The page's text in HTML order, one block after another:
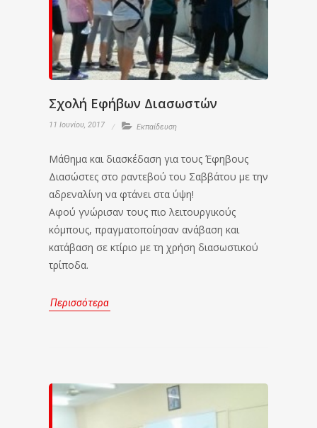
Σχολή Εφήβων Διασωστών
11 Ιουνίου, 2017 Εκπαίδευση
Μάθημα και διασκέδαση για τους Έφηβους
Διασώστες στο ραντεβού του Σαββάτου με την
αδρεναλίνη να φτάνει στα ύψη!
Αφού γνώρισαν τους πιο λειτουργικούς
κόμπους, πραγματοποίησαν ανάβαση και
κατάβαση σε κτίριο με τη χρήση διασωστικού
τρίποδα.
Περισσότερα